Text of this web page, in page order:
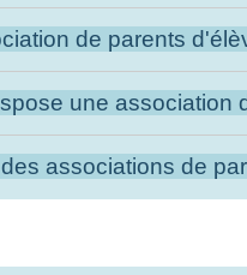
de parents
une association
associations de